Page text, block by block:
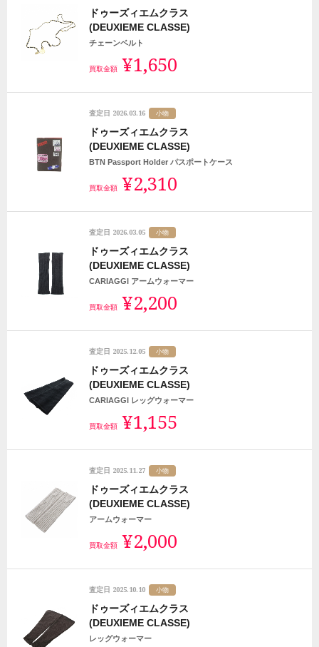
ドゥーズィエムクラス
(DEUXIEME CLASSE)
チェーンベルト
買取金額 ¥1,650
査定日 2026.03.16 小物
ドゥーズィエムクラス
(DEUXIEME CLASSE)
BTN Passport Holder パスポートケース
買取金額 ¥2,310
査定日 2026.03.05 小物
ドゥーズィエムクラス
(DEUXIEME CLASSE)
CARIAGGI アームウォーマー
買取金額 ¥2,200
査定日 2025.12.05 小物
ドゥーズィエムクラス
(DEUXIEME CLASSE)
CARIAGGI レッグウォーマー
買取金額 ¥1,155
査定日 2025.11.27 小物
ドゥーズィエムクラス
(DEUXIEME CLASSE)
アームウォーマー
買取金額 ¥2,000
査定日 2025.10.10 小物
ドゥーズィエムクラス
(DEUXIEME CLASSE)
レッグウォーマー